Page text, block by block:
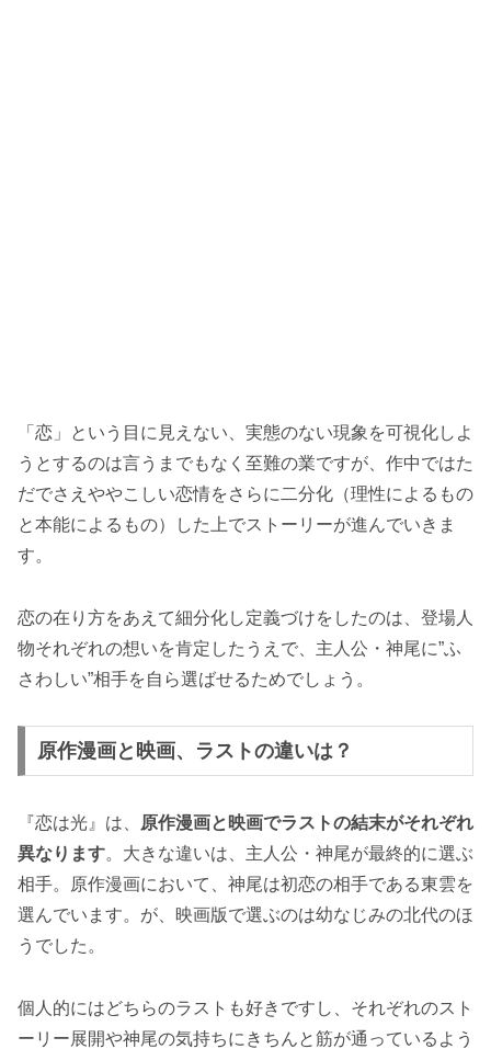
「恋」という目に見えない、実態のない現象を可視化しよ
うとするのは言うまでもなく至難の業ですが、作中ではた
だでさえややこしい恋情をさらに二分化（理性によるもの
と本能によるもの）した上でストーリーが進んでいきま
す。
恋の在り方をあえて細分化し定義づけをしたのは、登場人
物それぞれの想いを肯定したうえで、主人公・神尾に”ふ
さわしい”相手を自ら選ばせるためでしょう。
原作漫画と映画、ラストの違いは？
『恋は光』は、
原作漫画と映画でラストの結末がそれぞれ
異なります。大きな違いは、主人公・神尾が最終的に選ぶ
相手。原作漫画において、神尾は初恋の相手である東雲を
選んでいます。が、映画版で選ぶのは幼なじみの北代のほ
うでした。
個人的にはどちらのラストも好きですし、それぞれのスト
ーリー展開や神尾の気持ちにきちんと筋が通っているよう